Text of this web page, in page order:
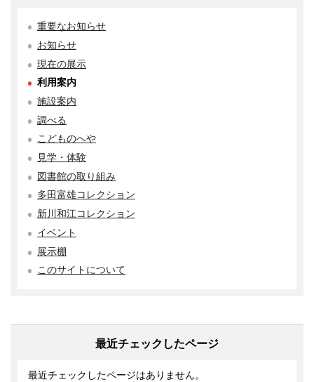
重要なお知らせ
お知らせ
現在の展示
利用案内
施設案内
調べる
こどものへや
見学・体験
図書館の取り組み
多田富雄コレクション
新川和江コレクション
イベント
展示棚
このサイトについて
最近チェックしたページ
最近チェックしたページはありません。